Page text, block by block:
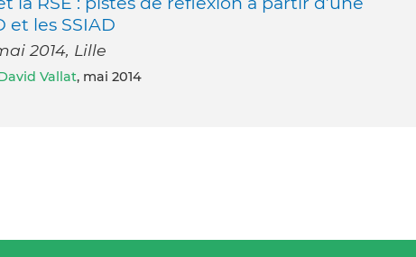
et les SSIAD
2014, Lille
Vallat, mai 2014